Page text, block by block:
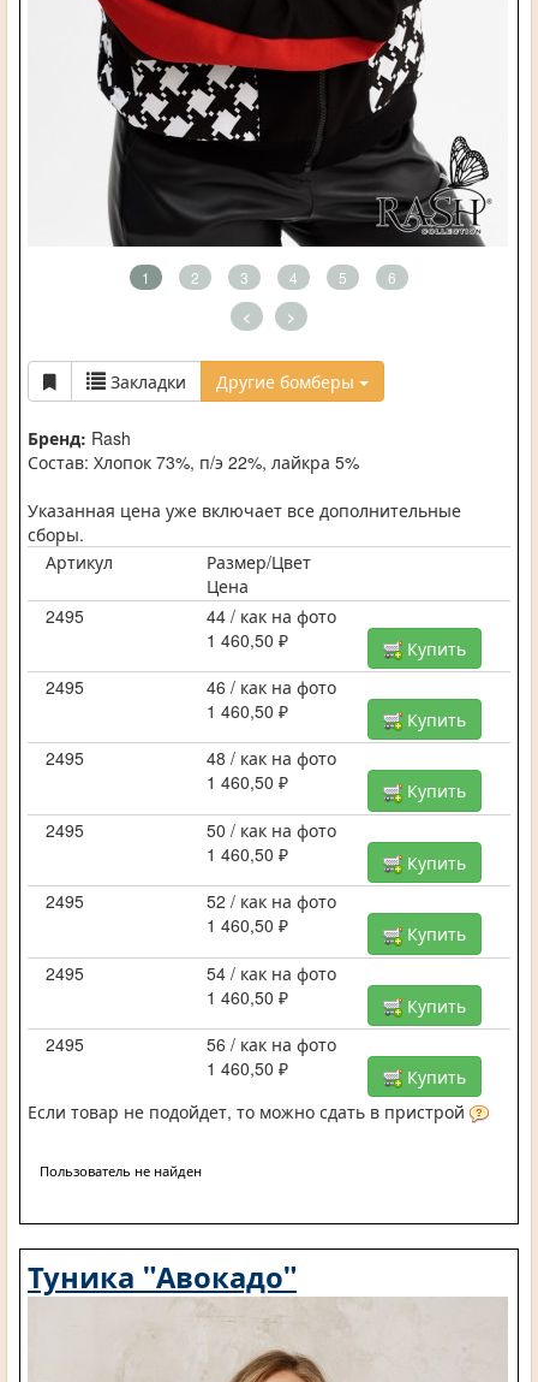
1 2 3 4 5 6
< >
Закладки Другие бомберы
Бренд: Rash
Состав: Хлопок 73%, п/э 22%, лайкра 5%
Указанная цена уже включает все дополнительные
сборы.
Артикул
Размер/Цвет
Цена
2495
44 / как на фото
1 460,50 ₽
Купить
2495
46 / как на фото
1 460,50 ₽
Купить
2495
48 / как на фото
1 460,50 ₽
Купить
2495
50 / как на фото
1 460,50 ₽
Купить
2495
52 / как на фото
1 460,50 ₽
Купить
2495
54 / как на фото
1 460,50 ₽
Купить
2495
56 / как на фото
1 460,50 ₽
Купить
Если товар не подойдет, то можно сдать в пристрой
Пользователь не найден
Туника "Авокадо"